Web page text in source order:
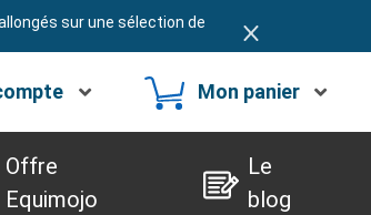
sur une sélection de
Mon panier
Offre
Equimojo
Le
blog